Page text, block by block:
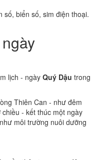
số, biển số, sim điện thoại.
lịch - ngày Quý Dậu trong
Thiên Can - như đêm
- kết thúc một ngày
môi trường nuôi dưỡng